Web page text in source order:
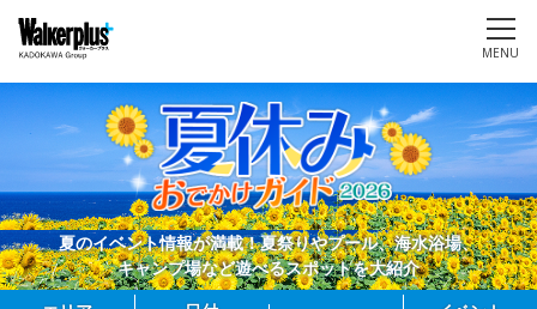
MENU
夏のイベント情報が満載！夏祭りやプール、海水浴場、
キャンプ場など遊べるスポットを大紹介